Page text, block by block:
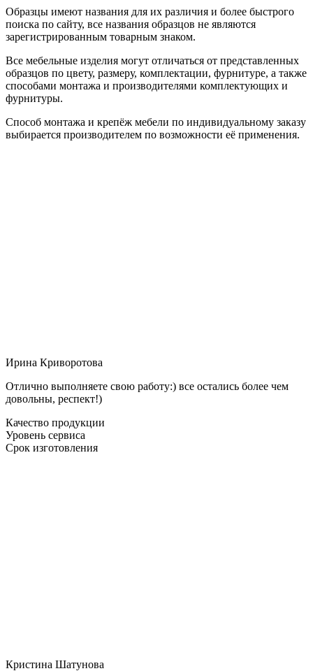
Образцы имеют названия для их различия и более быстрого
поиска по сайту, все названия образцов не являются
зарегистрированным товарным знаком.
Все мебельные изделия могут отличаться от представленных
образцов по цвету, размеру, комплектации, фурнитуре, а также
способами монтажа и производителями комплектующих и
фурнитуры.
Способ монтажа и крепёж мебели по индивидуальному заказу
выбирается производителем по возможности её применения.
Ирина Криворотова
Отлично выполняете свою работу:) все остались более чем
довольны, респект!)
Качество продукции
Уровень сервиса
Срок изготовления
Кристина Шатунова